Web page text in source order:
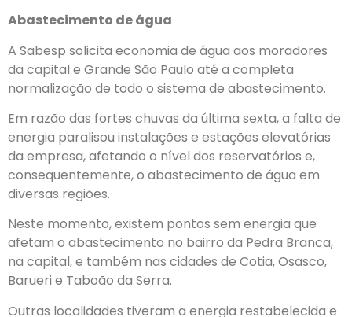
Abastecimento de água
A Sabesp solicita economia de água aos moradores
da capital e Grande São Paulo até a completa
normalização de todo o sistema de abastecimento.
Em razão das fortes chuvas da última sexta, a falta de
energia paralisou instalações e estações elevatórias
da empresa, afetando o nível dos reservatórios e,
consequentemente, o abastecimento de água em
diversas regiões.
Neste momento, existem pontos sem energia que
afetam o abastecimento no bairro da Pedra Branca,
na capital, e também nas cidades de Cotia, Osasco,
Barueri e Taboão da Serra.
Outras localidades tiveram a energia restabelecida e